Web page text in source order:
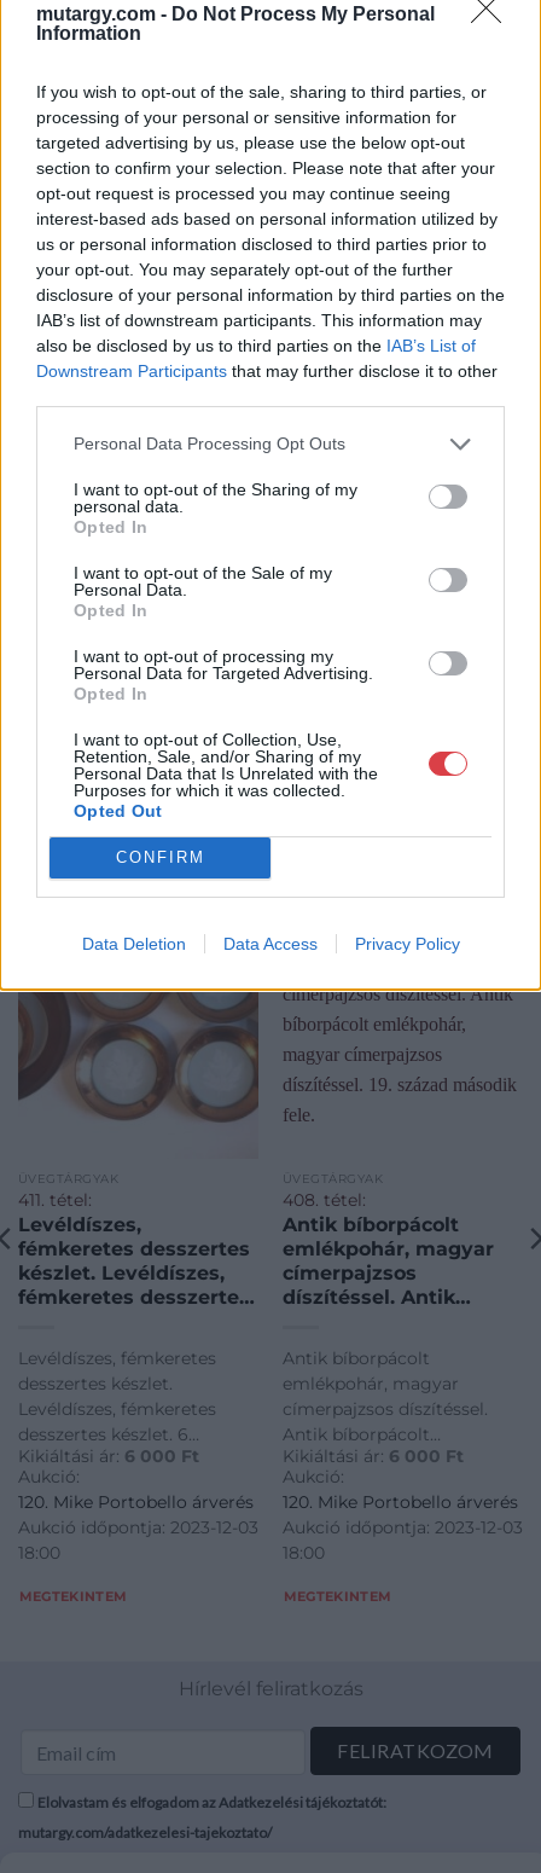
mutargy.com - Do Not Process My Personal
Information
If you wish to opt-out of the sale, sharing to third parties, or
processing of your personal or sensitive information for
targeted advertising by us, please use the below opt-out
section to confirm your selection. Please note that after your
opt-out request is processed you may continue seeing
interest-based ads based on personal information utilized by
us or personal information disclosed to third parties prior to
your opt-out. You may separately opt-out of the further
disclosure of your personal information by third parties on the
IAB’s list of downstream participants. This information may
also be disclosed by us to third parties on the IAB’s List of
Downstream Participants that may further disclose it to other
Personal Data Processing Opt Outs
I want to opt-out of the Sharing of my
personal data.
Opted In
I want to opt-out of the Sale of my
Personal Data.
Opted In
I want to opt-out of processing my
Personal Data for Targeted Advertising.
Opted In
I want to opt-out of Collection, Use,
Retention, Sale, and/or Sharing of my
Personal Data that Is Unrelated with the
Purposes for which it was collected.
Opted Out
CONFIRM
Data Deletion Data Access Privacy Policy
Aukció dátuma: 2023.12.03
Aukció helye:https://aukcio.net
Tételszám: 412
Eladó adatai
Eladó:Aukcio.net - Mike
Portobello Aukciósház
Cím: Vízkeleti Lívia
Mipo Kft
Budapest
+36703805044
Telefon: +36703805044
Bemutatkozás: Immár közel 30 éve, hogy a Múzeum körúton
elkezdte működését a Mike és Tsa Antikvárium, majd 2010-ben
és megszületett a Mike Portobello Aukciósház. 2022-től saját
oldalunkon bonyolítjuk árverésünket. www.aukcio.net
GALÉRIA TOVÁBBI MŰTÁRGYAI
KAPCSOLÓDÓ MŰTÁRGYAK
ÜVEGTÁRGYAK
411. tétel:
Levéldíszes,
fémkeretes desszertes
készlet. Levéldíszes,
fémkeretes desszertes
fele. Jelzés nélkül.
Levéldíszes, fémkeretes
desszertes készlet.
Levéldíszes, fémkeretes
desszertes készlet. 6
kistányér és 1 kínáló tál. 20.
sz. első fele. Jelzés nélkül.
Kikiáltási ár: 6 000 Ft
Aukció:
120. Mike Portobello árverés
Aukció időpontja: 2023-12-03
18:00
MEGTEKINTEM
ÜVEGTÁRGYAK
408. tétel:
Antik bíborpácolt
emlékpohár, magyar
címerpajzsos
díszítéssel. Antik
címerpajzsos
díszítéssel. 19. század
második fele.
Antik bíborpácolt
emlékpohár, magyar
címerpajzsos díszítéssel.
Antik bíborpácolt
emlékpohár, magyar
címerpajzsos díszítéssel. 19.
század második fele.
Kikiáltási ár: 6 000 Ft
Aukció:
120. Mike Portobello árverés
Aukció időpontja: 2023-12-03
18:00
MEGTEKINTEM
Hírlevél feliratkozás
Elolvastam és elfogadom az Adatkezelési tájékoztatót:
mutargy.com/adatkezelesi-tajekoztato/